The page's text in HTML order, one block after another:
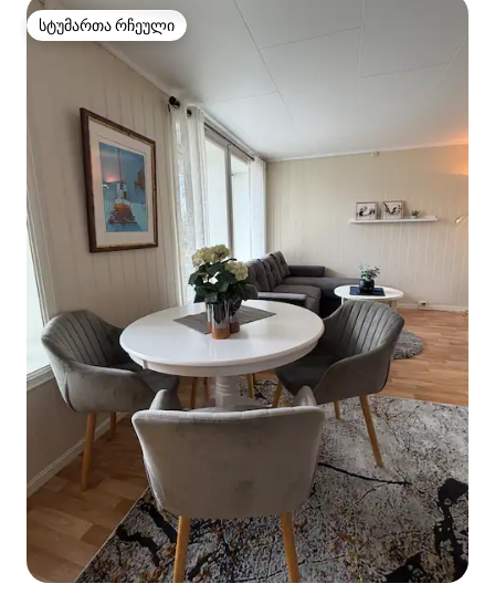
სტუმართა რჩეული
სტუმართა რჩეული